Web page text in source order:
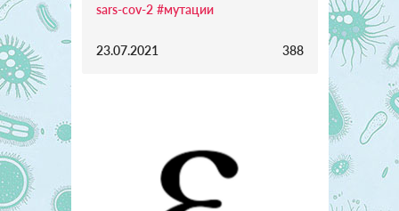
sars-cov-2 #мутации
23.07.2021 388